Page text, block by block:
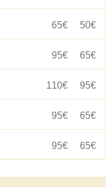
50€
65€
65€
95€
95€
110€
65€
95€
65€
95€